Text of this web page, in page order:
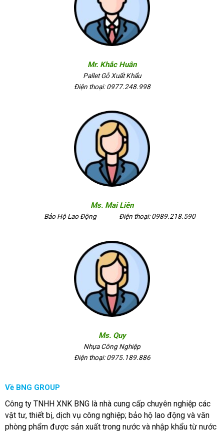
Mr. Khắc Huân
Pallet Gỗ Xuất Khẩu
Điện thoại: 0977.248.998
Ms. Mai Liên
Bảo Hộ Lao Động Điện thoại: 0989.218.590
Ms. Quy
Nhựa Công Nghiệp
Điện thoại: 0975.189.886
Về BNG GROUP
Công ty TNHH XNK BNG là nhà cung cấp chuyên nghiệp các
vật tư, thiết bị, dịch vụ công nghiệp; bảo hộ lao động và văn
phòng phẩm được sản xuất trong nước và nhập khẩu từ nước